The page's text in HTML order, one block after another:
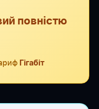
повністю
Гігабіт